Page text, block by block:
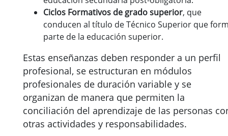
Ciclos Formativos de grado superior, que
conducen al título de Técnico Superior que
parte de la educación superior.
Estas enseñanzas deben responder a un perfil
profesional, se estructuran en módulos
profesionales de duración variable y se
organizan de manera que permiten la
conciliación del aprendizaje de las personas
otras actividades y responsabilidades.